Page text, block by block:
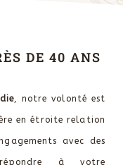
DE 40 ANS
, notre volonté est
en étroite relation
avec des
à votre